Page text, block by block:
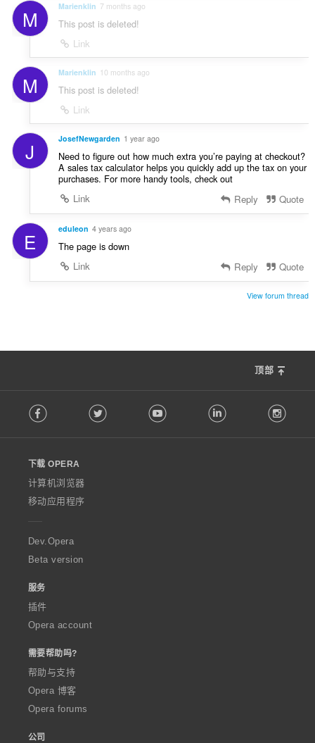
M Marienklin 7 months ago
This post is deleted!
Link
M Marienklin 10 months ago
This post is deleted!
Link
J JosefNewgarden 1 year ago
Need to figure out how much extra you’re paying at checkout?
A sales tax calculator helps you quickly add up the tax on your
purchases. For more handy tools, check out
Link
Reply Quote
E eduleon 4 years ago
The page is down
Link
Reply Quote
View forum thread
顶部
o
w
O
p
e
a
Facebook Twitter Youtube LinkedIn
下载 OPERA
计算机浏览器
移动应用程序
Dev.Opera
Beta version
服务
插件
Opera account
需要帮助吗?
帮助与支持
Opera 博客
Opera forums
公司